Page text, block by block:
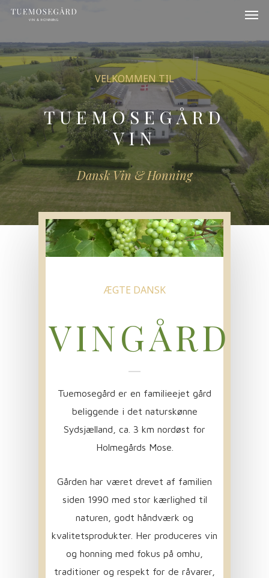
VELKOMMEN TIL
TUEMOSEGÅRD
VIN
Dansk Vin & Honning
ÆGTE DANSK
VINGÅRD
Tuemosegård er en familieejet gård
beliggende i det naturskønne
Sydsjælland, ca. 3 km nordøst for
Holmegårds Mose.
Gården har været drevet af familien
siden 1990 med stor kærlighed til
naturen, godt håndværk og
kvalitetsprodukter. Her produceres vin
og honning med fokus på omhu,
traditioner og respekt for de råvarer,